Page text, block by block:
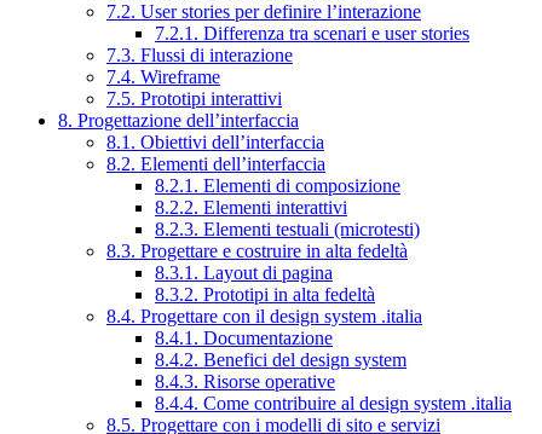
7.2. User stories per definire l’interazione
7.2.1. Differenza tra scenari e user stories
7.3. Flussi di interazione
7.4. Wireframe
7.5. Prototipi interattivi
8. Progettazione dell’interfaccia
8.1. Obiettivi dell’interfaccia
8.2. Elementi dell’interfaccia
8.2.1. Elementi di composizione
8.2.2. Elementi interattivi
8.2.3. Elementi testuali (microtesti)
8.3. Progettare e costruire in alta fedeltà
8.3.1. Layout di pagina
8.3.2. Prototipi in alta fedeltà
8.4. Progettare con il design system .italia
8.4.1. Documentazione
8.4.2. Benefici del design system
8.4.3. Risorse operative
8.4.4. Come contribuire al design system .italia
8.5. Progettare con i modelli di sito e servizi